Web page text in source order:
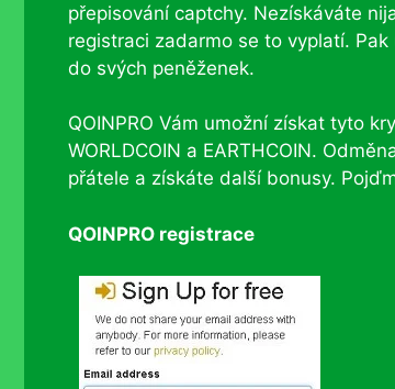
přepisování captchy. Nezískáváte
registraci zadarmo se to vyplatí.
do svých peněženek.
QOINPRO Vám umožní získat tyto
WORLDCOIN a EARTHCOIN.
přátele a získáte další bonusy.
QOINPRO registrace